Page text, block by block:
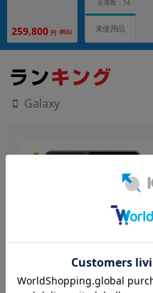
259,800 円 (税込)
在庫数：14
未使用品
Galaxy
Galaxy S23 SC-51D ファン